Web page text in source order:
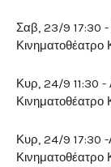
Σαβ, 23/9 17:30 -
Κυρ, 24/9 11:30 -
Κυρ, 24/9 17:30